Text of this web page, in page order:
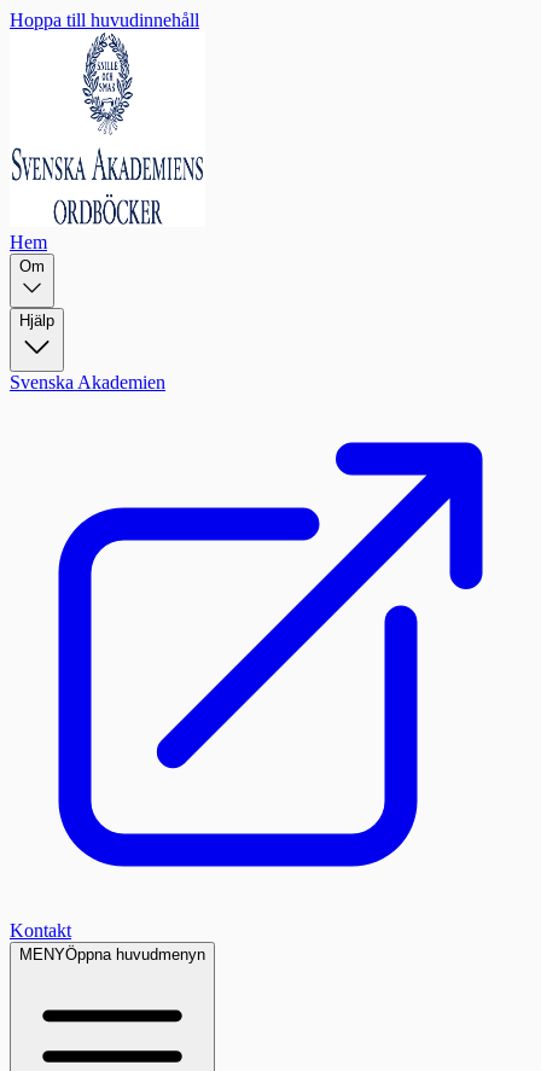
Hoppa till huvudinnehåll
Hem
Om
Hjälp
Svenska Akademien
Kontakt
MENYÖppna huvudmenyn